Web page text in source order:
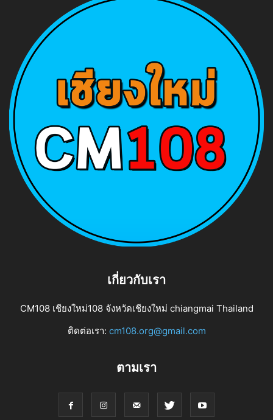
เกี่ยวกับเรา
CM108 เชียงใหม่108 จังหวัดเชียงใหม่ chiangmai Thailand
ติดต่อเรา: cm108.org@gmail.com
ตามเรา